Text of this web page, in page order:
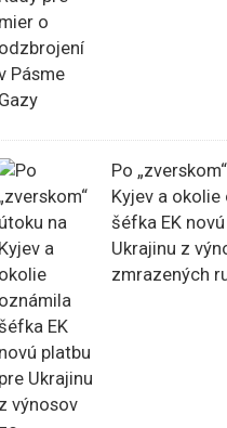
Po
Kyjev a okolie
šéfka EK
Ukrajinu z
zmrazených